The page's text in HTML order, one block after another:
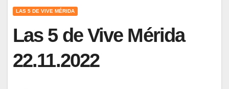
LAS 5 DE VIVE MÉRIDA
Las 5 de Vive Mérida
22.11.2022